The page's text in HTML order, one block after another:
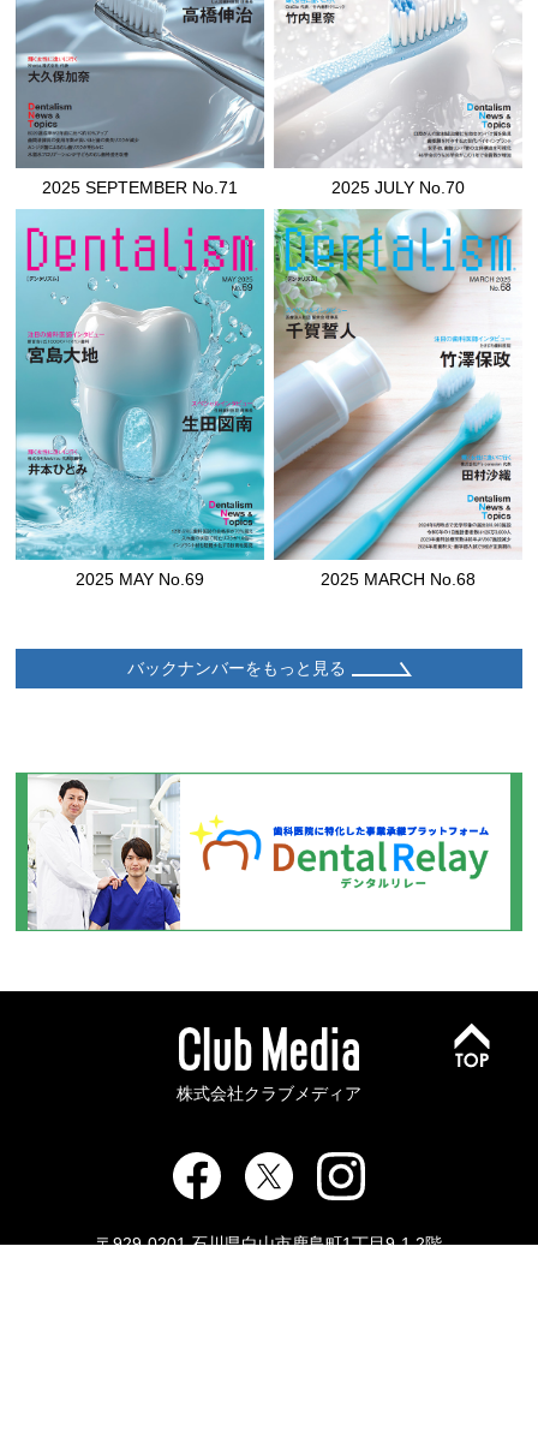
2025 SEPTEMBER No.71 2025 JULY No.70
2025 MAY No.69 2025 MARCH No.68
バックナンバーをもっと見る
株式会社クラブメディア
〒929-0201 石川県白山市鹿島町1丁目9-1 2階